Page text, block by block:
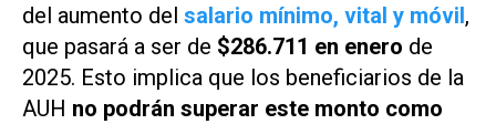
del aumento del salario mínimo, vital y móvil,
que pasará a ser de $286.711 en enero de
2025. Esto implica que los beneficiarios de la
AUH no podrán superar este monto como